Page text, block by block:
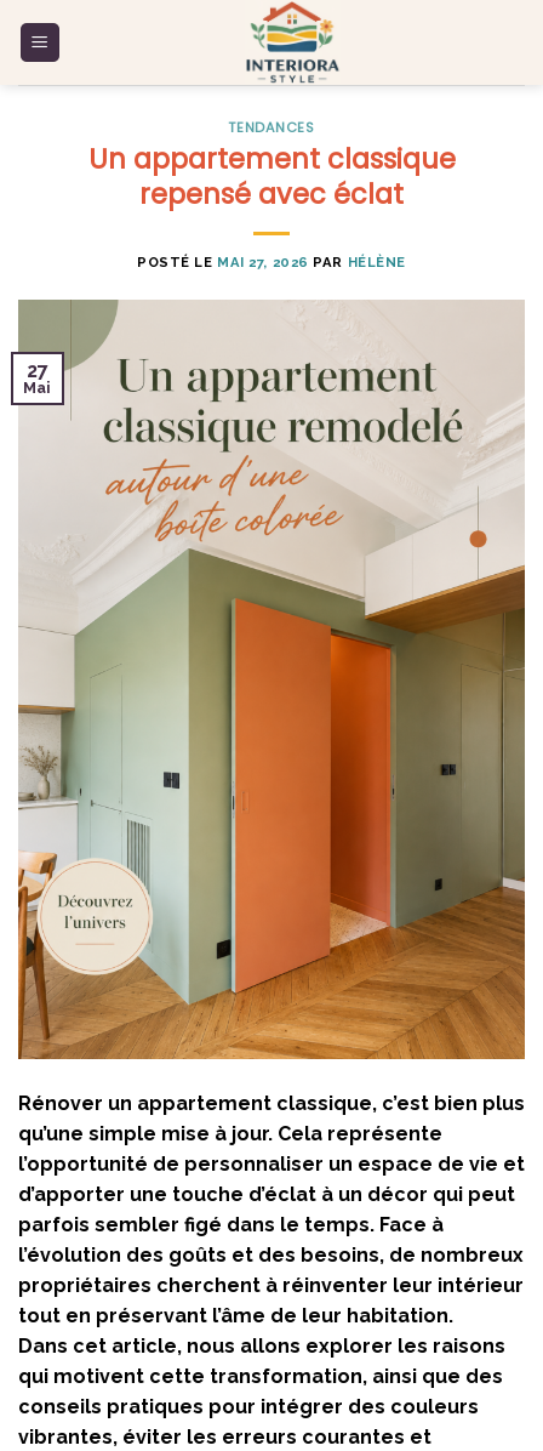
TENDANCES
Un appartement classique
repensé avec éclat
POSTÉ LE MAI 27, 2026 PAR HÉLÈNE
27
Mai
Rénover un appartement classique, c’est bien plus
qu’une simple mise à jour. Cela représente
l’opportunité de personnaliser un espace de vie et
d’apporter une touche d’éclat à un décor qui peut
parfois sembler figé dans le temps. Face à
l’évolution des goûts et des besoins, de nombreux
propriétaires cherchent à réinventer leur intérieur
tout en préservant l’âme de leur habitation.
Dans cet article, nous allons explorer les raisons
qui motivent cette transformation, ainsi que des
conseils pratiques pour intégrer des couleurs
vibrantes, éviter les erreurs courantes et